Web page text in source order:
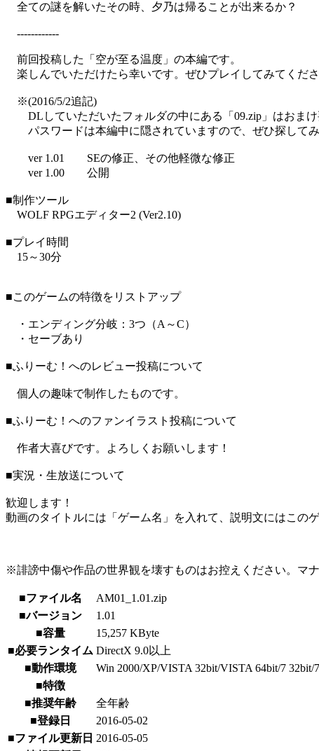
全ての謎を解いたその時、夕乃は帰ることが出来るか？
------------
前回投稿した「空が至る温度」の本編です。
楽しんでいただけたら幸いです。ぜひプレイしてみてくださ
※(2016/5/2追記)
DLしていただいたフォルダの中にある「09.zip」はおまけ
パスワードは本編中に隠されていますので、ぜひ探してみ
ver 1.01 SEの修正、その他軽微な修正
ver 1.00 公開
■制作ツール
WOLF RPGエディター2 (Ver2.10)
■プレイ時間
15～30分
■このゲームの特徴をリストアップ
・エンディング分岐：3つ（A～C）
・セーブあり
■ふりーむ！へのレビュー投稿について
個人の趣味で制作したものです。
■ふりーむ！へのファンイラスト投稿について
作者大喜びです。よろしくお願いします！
■実況・生放送について
歓迎します！
動画のタイトルには「ゲーム名」を入れて、説明文にはこの
※誹謗中傷や作品の世界観を壊すものはお控えください。マ
■ファイル名
AM01_1.01.zip
■バージョン
1.01
■容量
15,257 KByte
■必要ランタイム DirectX 9.0以上
■動作環境
Win 2000/XP/VISTA 32bit/VISTA 64bit/7 32bit/
■特徴
■推奨年齢
全年齢
■登録日
2016-05-02
■ファイル更新日 2016-05-05